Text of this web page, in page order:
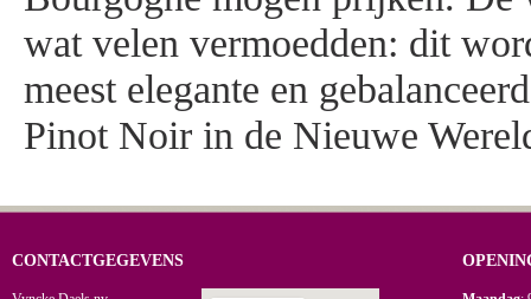
wat velen vermoedden: dit
meest elegante en
Pinot Noir in de Nieuwe
CONTACTGEGEVENS